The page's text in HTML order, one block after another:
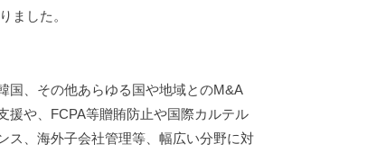
ました。
国、その他あらゆる国や地域とのM&A
援や、FCPA等贈賄防止や国際カルテル
ス、海外子会社管理等、幅広い分野に対